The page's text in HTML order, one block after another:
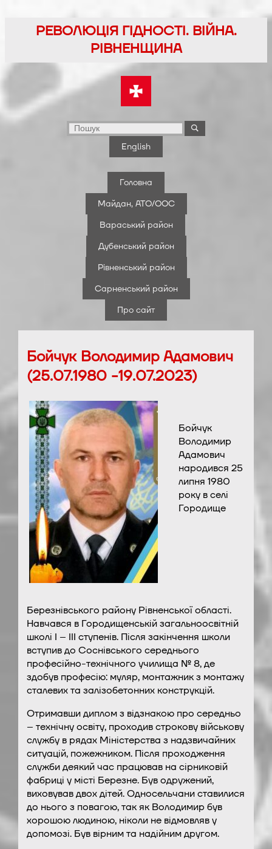
РЕВОЛЮЦІЯ ГІДНОСТІ. ВІЙНА.
РІВНЕНЩИНА
English
Головна
Майдан, АТО/ООС
Вараський район
Дубенський район
Рівненський район
Сарненський район
Про сайт
Бойчук Володимир Адамович
(25.07.1980 -19.07.2023)
Бойчук
Володимир
Адамович
народився 25
липня 1980
року в селі
Городище
Березнівського району Рівненської області.
Навчався в Городищенській загальноосвітній
школі І – ІІІ ступенів. Після закінчення школи
вступив до Соснівського середнього
професійно-технічного училища № 8, де
здобув професію: муляр, монтажник з монтажу
сталевих та залізобетонних конструкцій.
Отримавши диплом з відзнакою про середньо
– технічну освіту, проходив строкову військову
службу в рядах Міністерства з надзвичайних
ситуацій, пожежником. Після проходження
служби деякий час працював на сірниковій
фабриці у місті Березне. Був одружений,
виховував двох дітей. Односельчани ставилися
до нього з повагою, так як Володимир був
хорошою людиною, ніколи не відмовляв у
допомозі. Був вірним та надійним другом.